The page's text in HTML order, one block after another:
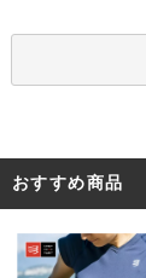
おすすめ商品